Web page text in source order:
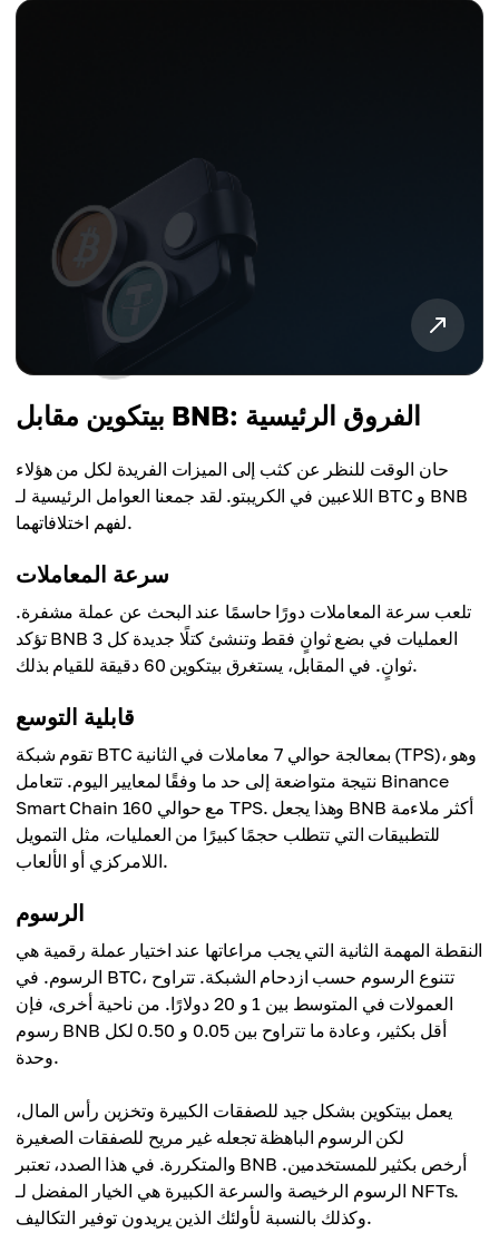
بيتكوين مقابل BNB: الفروق الرئيسية
حان الوقت للنظر عن كثب إلى الميزات الفريدة لكل من هؤلاء
اللاعبين في الكريبتو. لقد جمعنا العوامل الرئيسية لـ BTC و BNB
لفهم اختلافاتهما.
سرعة المعاملات
تلعب سرعة المعاملات دورًا حاسمًا عند البحث عن عملة مشفرة.
تؤكد BNB العمليات في بضع ثوانٍ فقط وتنشئ كتلًا جديدة كل 3
ثوانٍ. في المقابل، يستغرق بيتكوين 60 دقيقة للقيام بذلك.
قابلية التوسع
تقوم شبكة BTC بمعالجة حوالي 7 معاملات في الثانية (TPS)، وهو
نتيجة متواضعة إلى حد ما وفقًا لمعايير اليوم. تتعامل Binance
Smart Chain مع حوالي 160 TPS. وهذا يجعل BNB أكثر ملاءمة
للتطبيقات التي تتطلب حجمًا كبيرًا من العمليات، مثل التمويل
اللامركزي أو الألعاب.
الرسوم
النقطة المهمة الثانية التي يجب مراعاتها عند اختيار عملة رقمية هي
الرسوم. في BTC، تتنوع الرسوم حسب ازدحام الشبكة. تتراوح
العمولات في المتوسط بين 1 و 20 دولارًا. من ناحية أخرى، فإن
رسوم BNB أقل بكثير، وعادة ما تتراوح بين 0.05 و 0.50 لكل
وحدة.
يعمل بيتكوين بشكل جيد للصفقات الكبيرة وتخزين رأس المال،
لكن الرسوم الباهظة تجعله غير مريح للصفقات الصغيرة
والمتكررة. في هذا الصدد، تعتبر BNB أرخص بكثير للمستخدمين.
الرسوم الرخيصة والسرعة الكبيرة هي الخيار المفضل لـ NFTs.
وكذلك بالنسبة لأولئك الذين يريدون توفير التكاليف.